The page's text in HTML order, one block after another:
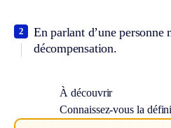
En parlant d’une personne
décompensation.
2
À découvrir
Connaissez-vous la